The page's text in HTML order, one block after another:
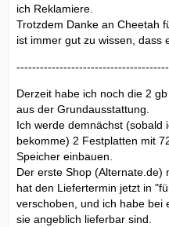
ich Reklamiere.
Trotzdem Danke an Cheetah
ist immer gut zu wissen, dass
Derzeit habe ich noch die 2
aus der Grundausstattung.
Ich werde demnächst (sobald
bekomme) 2 Festplatten mit
Speicher einbauen.
Der erste Shop (Alternate.de)
hat den Liefertermin jetzt in
verschoben, und ich habe bei
sie angeblich lieferbar sind.